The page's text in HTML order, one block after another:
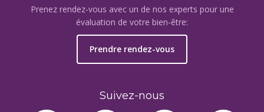
Prenez rendez-vous avec un de nos experts pour une
évaluation de votre bien-être:
Prendre rendez-vous
Suivez-nous